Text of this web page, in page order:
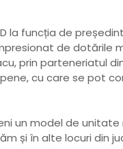
la funcția de
de dotările
prin parteneriatul
cu care se pot
un model de
și în alte locuri din